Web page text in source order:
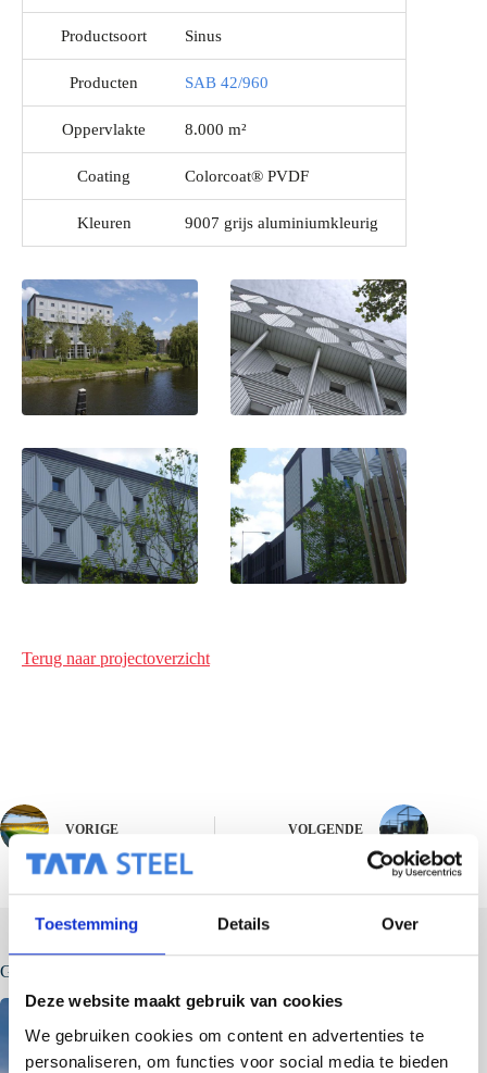
Toestemming Details Over
Deze website maakt gebruik van cookies
We gebruiken cookies om content en advertenties te
personaliseren, om functies voor social media te bieden
Productsoort Sinus
Producten SAB 42/960
Oppervlakte 8.000 m²
Coating Colorcoat® PVDF
Kleuren 9007 grijs aluminiumkleurig
Terug naar projectoverzicht
VORIGE VOLGENDE
Gerelateerde berichten